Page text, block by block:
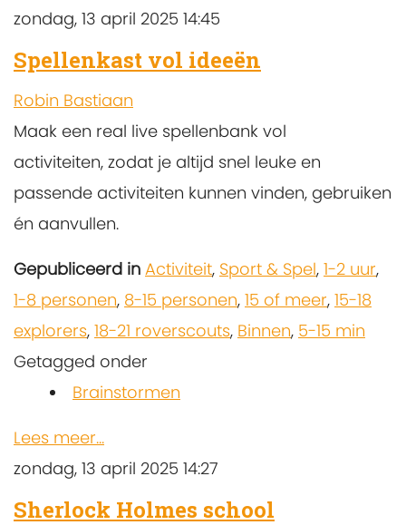
zondag, 13 april 2025 14:45
Spellenkast vol ideeën
Robin Bastiaan
Maak een real live spellenbank vol
activiteiten, zodat je altijd snel leuke en
passende activiteiten kunnen vinden, gebruiken
én aanvullen.
Gepubliceerd in Activiteit, Sport & Spel, 1-2 uur,
1-8 personen, 8-15 personen, 15 of meer, 15-18
explorers, 18-21 roverscouts, Binnen, 5-15 min
Getagged onder
Brainstormen
Lees meer...
zondag, 13 april 2025 14:27
Sherlock Holmes school